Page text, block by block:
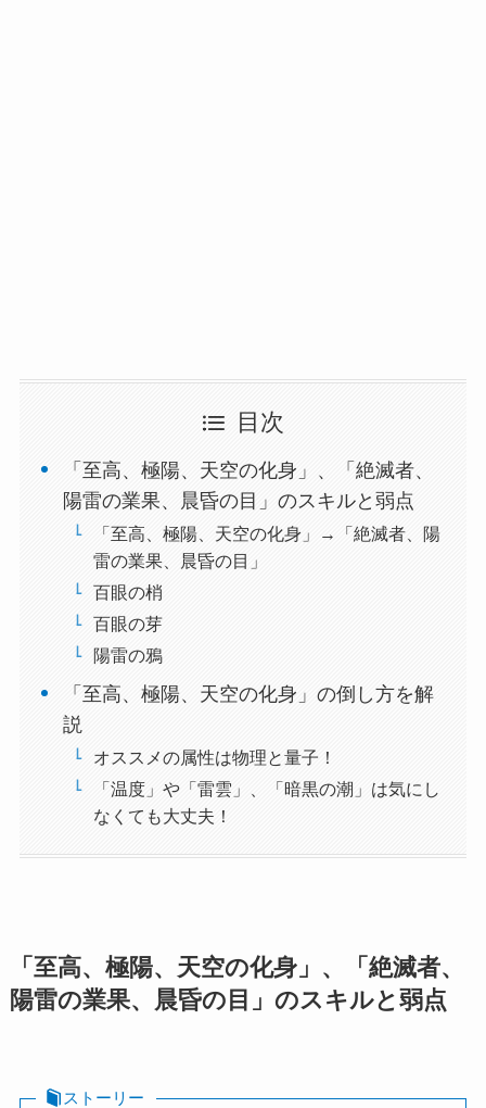
目次
「至高、極陽、天空の化身」、「絶滅者、
陽雷の業果、晨昏の目」のスキルと弱点
「至高、極陽、天空の化身」→「絶滅者、陽
雷の業果、晨昏の目」
百眼の梢
百眼の芽
陽雷の鴉
「至高、極陽、天空の化身」の倒し方を解
説
オススメの属性は物理と量子！
「温度」や「雷雲」、「暗黒の潮」は気にし
なくても大丈夫！
「至高、極陽、天空の化身」、「絶滅者、
陽雷の業果、晨昏の目」のスキルと弱点
ストーリー